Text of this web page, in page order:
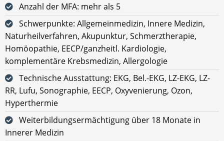
Anzahl der MFA: mehr als 5
Schwerpunkte: Allgemeinmedizin, Innere Medizin,
Naturheilverfahren, Akupunktur, Schmerztherapie,
Homöopathie, EECP/ganzheitl. Kardiologie,
komplementäre Krebsmedizin, Allergologie
Technische Ausstattung: EKG, Bel.-EKG, LZ-EKG, LZ-
RR, Lufu, Sonographie, EECP, Oxyvenierung, Ozon,
Hyperthermie
Weiterbildungsermächtigung über 18 Monate in
Innerer Medizin